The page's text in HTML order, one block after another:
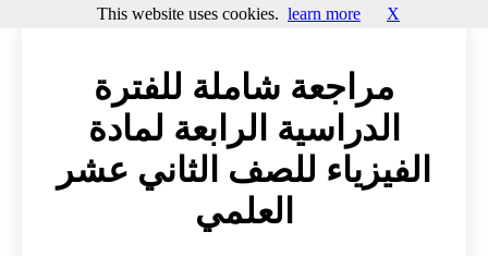
مراجعة شاملة للفترة
الدراسية الرابعة لمادة
الفيزياء للصف الثاني عشر
العلمي
This website uses cookies. learn more X